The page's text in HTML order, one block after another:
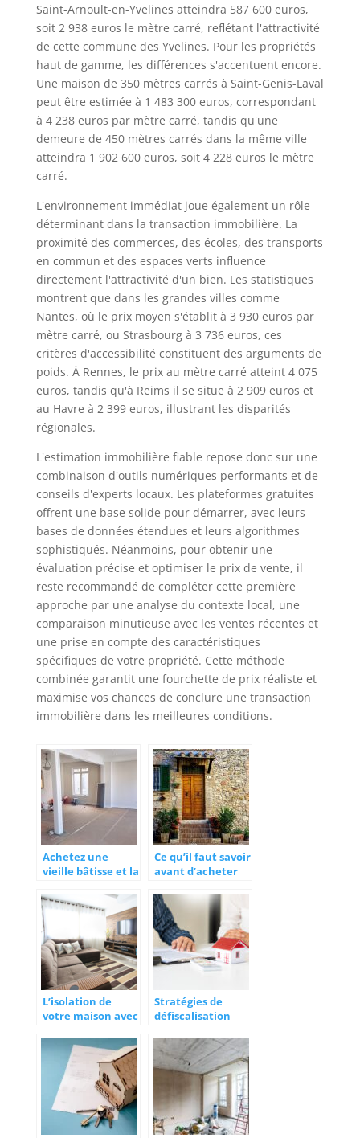
Saint-Arnoult-en-Yvelines atteindra 587 600 euros,
soit 2 938 euros le mètre carré, reflétant l'attractivité
de cette commune des Yvelines. Pour les propriétés
haut de gamme, les différences s'accentuent encore.
Une maison de 350 mètres carrés à Saint-Genis-Laval
peut être estimée à 1 483 300 euros, correspondant
à 4 238 euros par mètre carré, tandis qu'une
demeure de 450 mètres carrés dans la même ville
atteindra 1 902 600 euros, soit 4 228 euros le mètre
carré.
L'environnement immédiat joue également un rôle
déterminant dans la transaction immobilière. La
proximité des commerces, des écoles, des transports
en commun et des espaces verts influence
directement l'attractivité d'un bien. Les statistiques
montrent que dans les grandes villes comme
Nantes, où le prix moyen s'établit à 3 930 euros par
mètre carré, ou Strasbourg à 3 736 euros, ces
critères d'accessibilité constituent des arguments de
poids. À Rennes, le prix au mètre carré atteint 4 075
euros, tandis qu'à Reims il se situe à 2 909 euros et
au Havre à 2 399 euros, illustrant les disparités
régionales.
L'estimation immobilière fiable repose donc sur une
combinaison d'outils numériques performants et de
conseils d'experts locaux. Les plateformes gratuites
offrent une base solide pour démarrer, avec leurs
bases de données étendues et leurs algorithmes
sophistiqués. Néanmoins, pour obtenir une
évaluation précise et optimiser le prix de vente, il
reste recommandé de compléter cette première
approche par une analyse du contexte local, une
comparaison minutieuse avec les ventes récentes et
une prise en compte des caractéristiques
spécifiques de votre propriété. Cette méthode
combinée garantit une fourchette de prix réaliste et
maximise vos chances de conclure une transaction
immobilière dans les meilleures conditions.
Achetez une
vieille bâtisse et la
pour beaucoup de
gens
Ce qu’il faut savoir
avant d’acheter
ancienne
L’isolation de
votre maison avec
une solution pour
un habitat éco-
performant
Stratégies de
défiscalisation
grands
investissements
immobiliers